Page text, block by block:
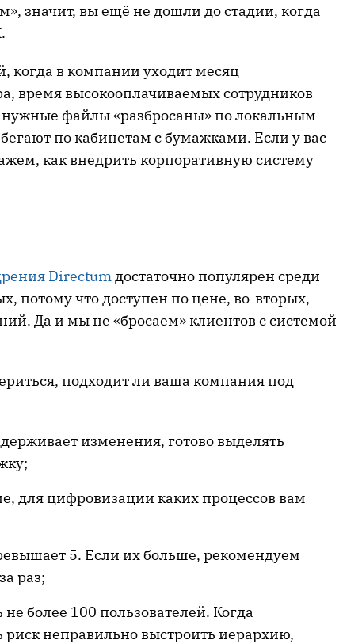
значит, вы ещё не дошли до стадии, когда
в компании уходит месяц
время высокооплачиваемых сотрудников
файлы «разбросаны» по локальным
по кабинетам с бумажками. Если у вас
как внедрить корпоративную систему
Directumдостаточно популярен среди
потому что доступен по цене, во-вторых,
Да и мы не «бросаем» клиентов с системой
подходит ли ваша компания под
изменения, готово выделять
для цифровизации каких процессов вам
5. Если их больше, рекомендуем
раз;
не более 100 пользователей. Когда
риск неправильно выстроить иерархию,